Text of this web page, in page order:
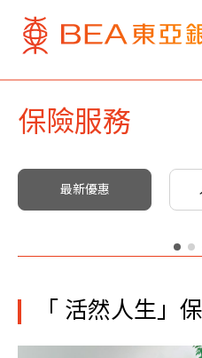
保險服務
最新優惠
「 活然人生」